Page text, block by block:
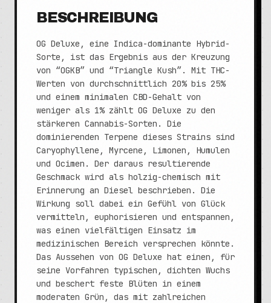
BESCHREIBUNG
OG Deluxe, eine Indica-dominante Hybrid-
Sorte, ist das Ergebnis aus der Kreuzung
von “OGKB” und “Triangle Kush”. Mit THC-
Werten von durchschnittlich 20% bis 25%
und einem minimalen CBD-Gehalt von
weniger als 1% zählt OG Deluxe zu den
stärkeren Cannabis-Sorten. Die
dominierenden Terpene dieses Strains sind
Caryophyllene, Myrcene, Limonen, Humulen
und Ocimen. Der daraus resultierende
Geschmack wird als holzig-chemisch mit
Erinnerung an Diesel beschrieben. Die
Wirkung soll dabei ein Gefühl von Glück
vermitteln, euphorisieren und entspannen,
was einen vielfältigen Einsatz im
medizinischen Bereich versprechen könnte.
Das Aussehen von OG Deluxe hat einen, für
seine Vorfahren typischen, dichten Wuchs
und beschert feste Blüten in einem
moderaten Grün, das mit zahlreichen